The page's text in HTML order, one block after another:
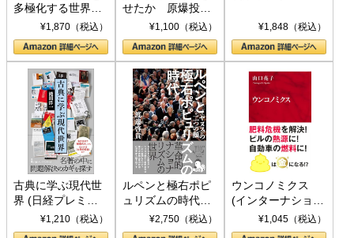
多極化する世界：
トランプとBRICS
の挑戦
¥1,870（税込）
せたか 原爆投
下、ソ連参戦、そ
して聖断 (PHP新
書)
¥1,100（税込） ¥1,848（税込）
古典に学ぶ現代世
界 (日経プレミア
シリーズ)¥1,210（税込）
ルペンと極右ポピ
ュリズムの時代：
〈ヤヌス〉の二つ
の顔
¥2,750（税込）
ウンコノミクス
(インターナショナ
ル新書)¥1,045（税込）